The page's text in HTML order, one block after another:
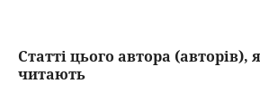
Статті цього автора (авторів),
читають